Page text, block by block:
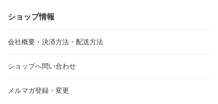
ショップ情報
会社概要・決済方法・配送方法
ショップへ問い合わせ
メルマガ登録・変更